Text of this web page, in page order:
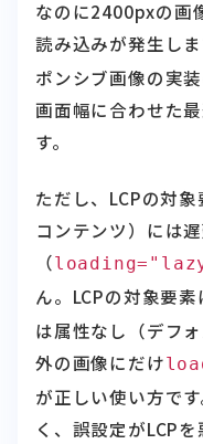
ポンシブ画像の実
画面幅に合わせた
す。
ただし、LCPの対象
（
ん。LCPの対象要
は属性なし（デフ
外の画像にだけ
が正しい使い方で
く、誤設定がLCP